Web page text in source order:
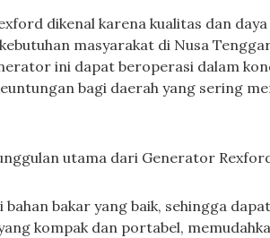
dikenal karena kualitas dan
masyarakat di Nusa
ini dapat beroperasi dalam
bagi daerah yang sering
utama dari Generator
bahan bakar yang baik, sehingga
kompak dan portabel,